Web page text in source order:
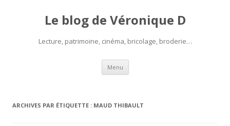
Le blog de Véronique D
Lecture, patrimoine, cinéma, bricolage, broderie…
Menu Aller
contenu
ARCHIVES PAR ÉTIQUETTE : MAUD THIBAULT